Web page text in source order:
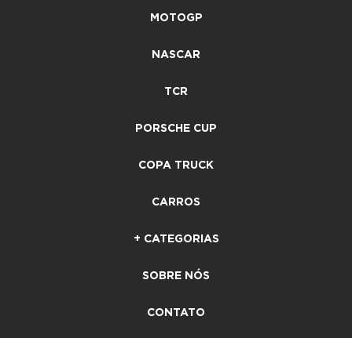
MOTOGP
NASCAR
TCR
PORSCHE CUP
COPA TRUCK
CARROS
+ CATEGORIAS
SOBRE NÓS
CONTATO